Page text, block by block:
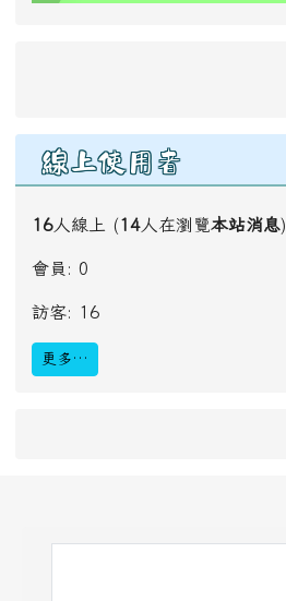
線上使用者
16人線上 (14人在瀏覽本站消息)
會員: 0
訪客: 16
更多…